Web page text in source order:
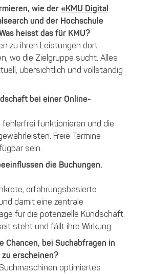
wie der «KMU Digital
und der Hochschule
heisst das für KMU?
zu ihren Leistungen dort
wo die Zielgruppe sucht. Alles
übersichtlich und vollständig
bei einer Online-
funktionieren und die
Freie Termine
sein.
die Buchungen.
erfahrungsbasierte
damit eine zentrale
für die potenzielle Kundschaft.
steht und fällt ihre Wirkung.
Chancen, bei Suchabfragen in
zu erscheinen?
optimiertes